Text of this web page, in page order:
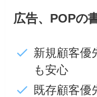
広告、POPの
新規顧客
も安心
既存顧客